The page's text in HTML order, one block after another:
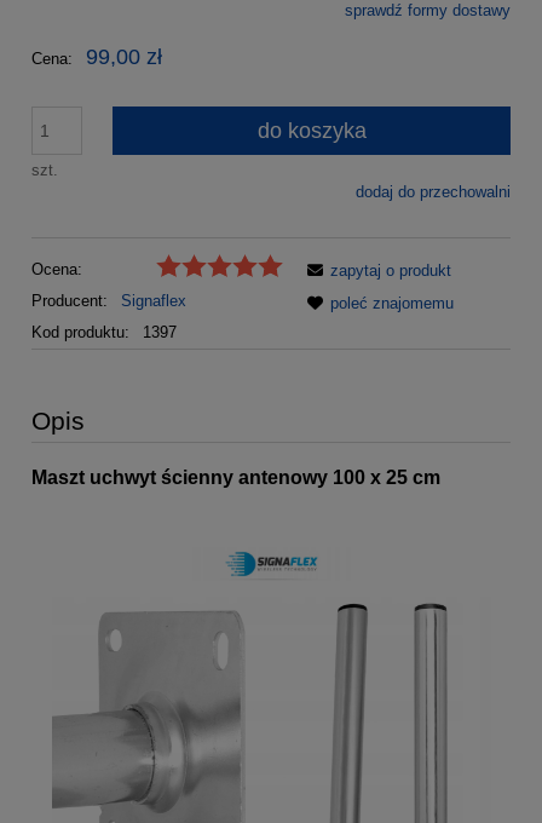
Cena nie zawiera ewentualnych kosztów płatnościsprawdź formy dostawy
Cena: 99,00 zł
szt.
do koszyka
dodaj do przechowalni
Ocena:
Producent:
Signaflex
Kod produktu:
1397
zapytaj o produkt
poleć znajomemu
Opis
Maszt uchwyt ścienny antenowy 100 x 25 cm